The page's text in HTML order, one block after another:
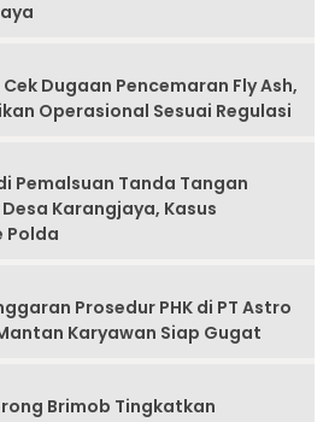
Cek Dugaan Pencemaran Fly Ash,
Operasional Sesuai Regulasi
Pemalsuan Tanda Tangan
Karangjaya, Kasus
Polda
Prosedur PHK di PT Astro
Karyawan Siap Gugat
Brimob Tingkatkan